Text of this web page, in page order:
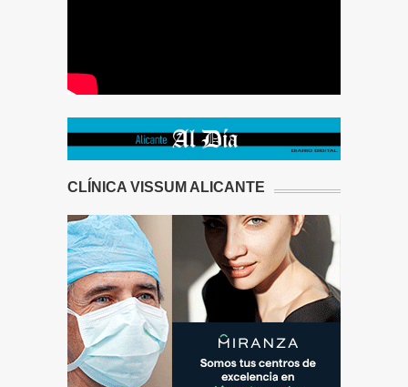
CLÍNICA VISSUM ALICANTE